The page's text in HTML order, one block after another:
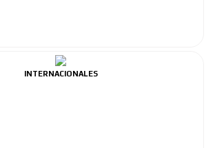
INTERNACIONALES